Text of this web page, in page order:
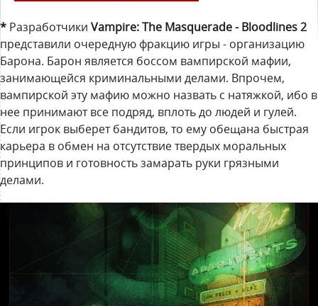
* Разработчики Vampire: The Masquerade - Bloodlines 2
представили очередную фракцию игры - организацию
Барона. Барон является боссом вампирской мафии,
занимающейся криминальными делами. Впрочем,
вампирской эту мафию можно назвать с натяжкой, ибо в
нее принимают все подряд, вплоть до людей и гулей.
Если игрок выберет бандитов, то ему обещана быстрая
карьера в обмен на отсутствие твердых моральных
принципов и готовность замарать руки грязными
делами.